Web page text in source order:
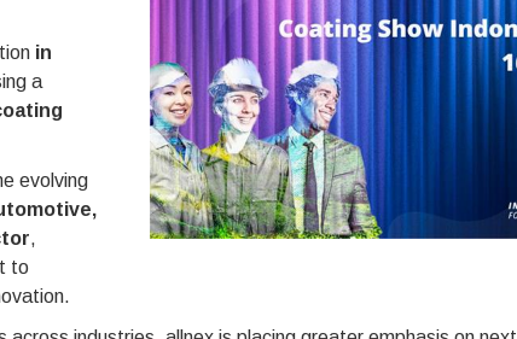
in
a
evolving
,
to